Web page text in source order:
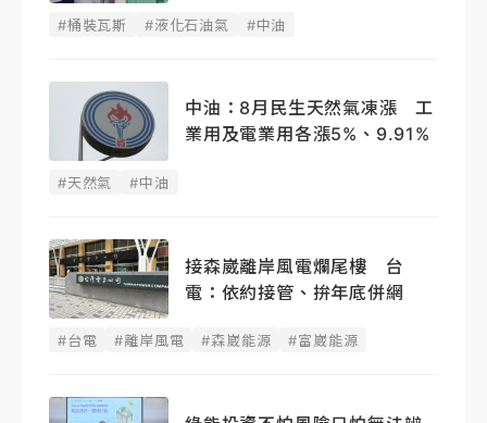
#桶裝瓦斯 #液化石油氣 #中油
中油：8月民生天然氣凍漲 工
業用及電業用各漲5%、9.91%
#天然氣 #中油
接森崴離岸風電爛尾樓 台
電：依約接管、拚年底併網
#台電 #離岸風電 #森崴能源 #富崴能源